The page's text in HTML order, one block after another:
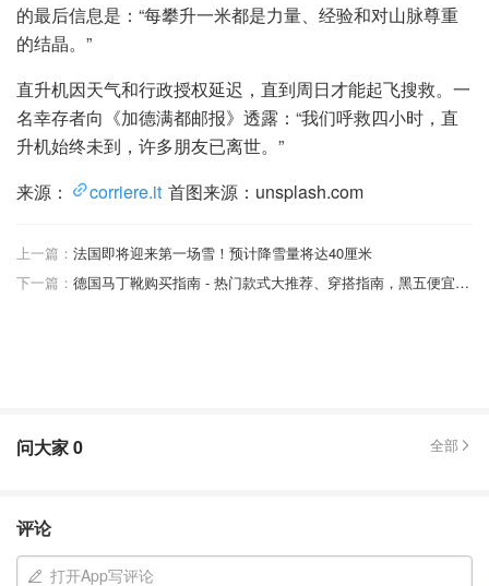
的最后信息是：“每攀升一米都是力量、经验和对山脉尊重
的结晶。”
直升机因天气和行政授权延迟，直到周日才能起飞搜救。一
名幸存者向《加德满都邮报》透露：“我们呼救四小时，直
升机始终未到，许多朋友已离世。”
来源：
corriere.it 首图来源：unsplash.com
上一篇： 法国即将迎来第一场雪！预计降雪量将达40厘米
下一篇：
德国马丁靴购买指南 - 热门款式大推荐、穿搭指南，黑五便宜购买渠道
问大家0 全部
评论
打开App写评论